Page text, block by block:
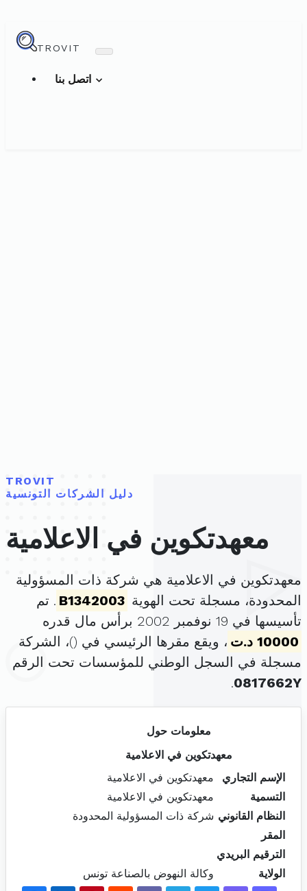
TROVIT
TROVIT
دليل الشركات التونسية
معهدتكوين في الاعلامية
معهدتكوين في الاعلامية هي شركة ذات المسؤولية
المحدودة، مسجلة تحت الهوية B1342003 . تم
تأسيسها في 19 نوفمبر 2002 برأس مال قدره
10000 د.ت
، ويقع مقرها الرئيسي في ()، الشركة
مسجلة في السجل الوطني للمؤسسات تحت الرقم
0817662Y
.
معلومات حول
معهدتكوين في الاعلامية
الإسم التجاري
معهدتكوين في الاعلامية
التسمية
معهدتكوين في الاعلامية
النظام القانوني شركة ذات المسؤولية المحدودة
المقر
الترقيم البريدي
الولاية
وكالة النهوض بالصناعة تونس